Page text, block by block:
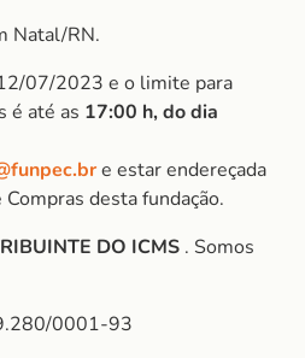
Natal/RN.
07/2023 e o limite para
é até as 17:00 h, do dia
e estar endereçada
desta fundação.
DO ICMS . Somos
0001-93